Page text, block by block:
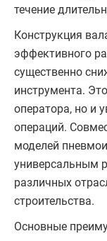
течение
Конструкция
эффективного
существенно
инструмента.
оператора, но и
операций.
моделей
универсальным
различных
строительства.
Основные